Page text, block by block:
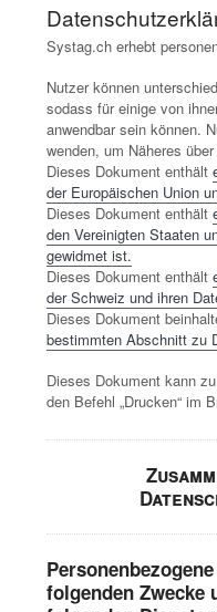
Systag.ch erhebt
Nutzer können
sodass für einige von
anwendbar sein können.
wenden, um Näheres
Dieses Dokument enthält
der Europäischen Union
Dieses Dokument enthält
den Vereinigten Staaten
gewidmet ist.
Dieses Dokument enthält
der Schweiz und ihren
Dieses Dokument
bestimmten Abschnitt zu
Dieses Dokument kann
den Befehl „Drucken“ im
folgenden Zwecke